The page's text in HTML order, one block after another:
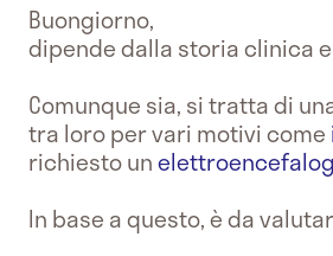
Buongiorno,
dipende dalla storia clinica
Comunque sia, si tratta di
tra loro per vari motivi come
richiesto un
In base a questo, è da